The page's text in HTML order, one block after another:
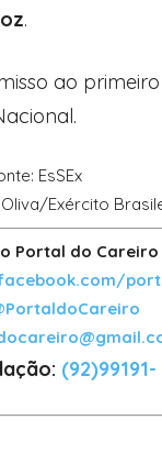
.
ao
EsSEx
Exército
Portal do Careiro
(92)99191-